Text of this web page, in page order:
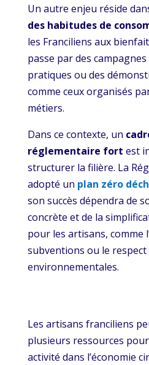
Un autre enjeu réside
des habitudes de
les Franciliens aux
passe par des
pratiques ou des
comme ceux organisés
métiers.
Dans ce contexte, un
réglementaire fort est
structurer la filière. La
adopté un plan zéro
son succès dépendra de
concrète et de la
pour les artisans, comme
subventions ou le respect
environnementales.
Les artisans franciliens
plusieurs ressources
activité dans l’économie